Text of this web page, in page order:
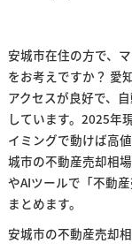
安城市在住の方で、
をお考えですか？ 愛
アクセスが良好で、
しています。2025年
イミングで動けば高
城市の不動産売却相
やAIツールで「不動
まとめます。
安城市の不動産売却